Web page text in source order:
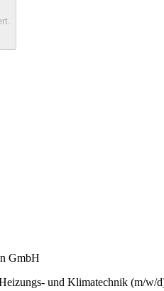
GmbH
und Klimatechnik (m/w/